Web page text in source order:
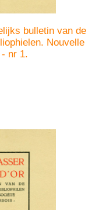
bulletin van de
Nouvelle
nr 1.